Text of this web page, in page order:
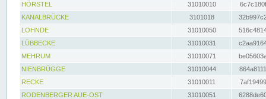
HÖRSTEL
31010010
KANALBRÜCKE
3101018
LOHNDE
31010050
LÜBBECKE
31010031
MEHRUM
31010071
NIENBRÜGGE
31010044
RECKE
31010011
RODENBERGER AUE-OST
31010051